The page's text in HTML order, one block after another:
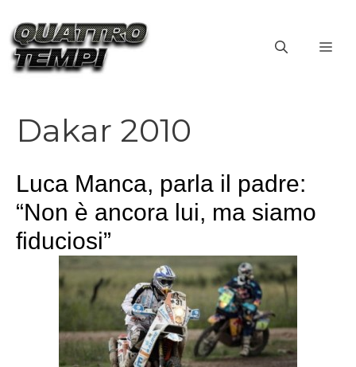
contenuto
Dakar 2010
Luca Manca, parla il padre:
“Non è ancora lui, ma siamo
fiduciosi”